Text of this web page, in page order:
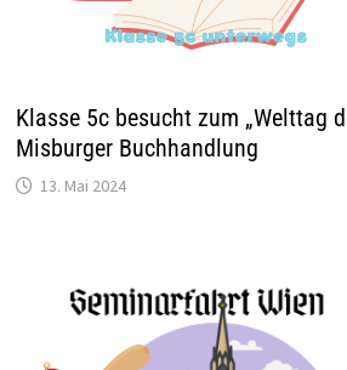
Klasse 5c besucht zum „Welttag
Misburger Buchhandlung
13. Mai 2024